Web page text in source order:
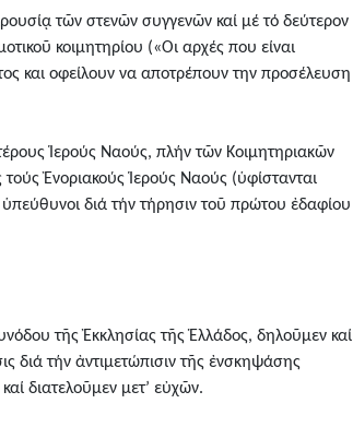
τῶν στενῶν συγγενῶν καί μέ τό δεύτερον
κοιμητηρίου («Οι αρχές που είναι
και οφείλουν να αποτρέπουν την προσέλευση
Ἱερούς Ναούς, πλήν τῶν Κοιμητηριακῶν
τούς Ἐνοριακούς Ἱερούς Ναούς (ὑφίστανται
διά τήν τήρησιν τοῦ πρώτου ἐδαφίου
τῆς Ἐκκλησίας τῆς Ἑλλάδος, δηλοῦμεν καί
διά τήν ἀντιμετώπισιν τῆς ἐνσκηψάσης
διατελοῦμεν μετ’ εὐχῶν.